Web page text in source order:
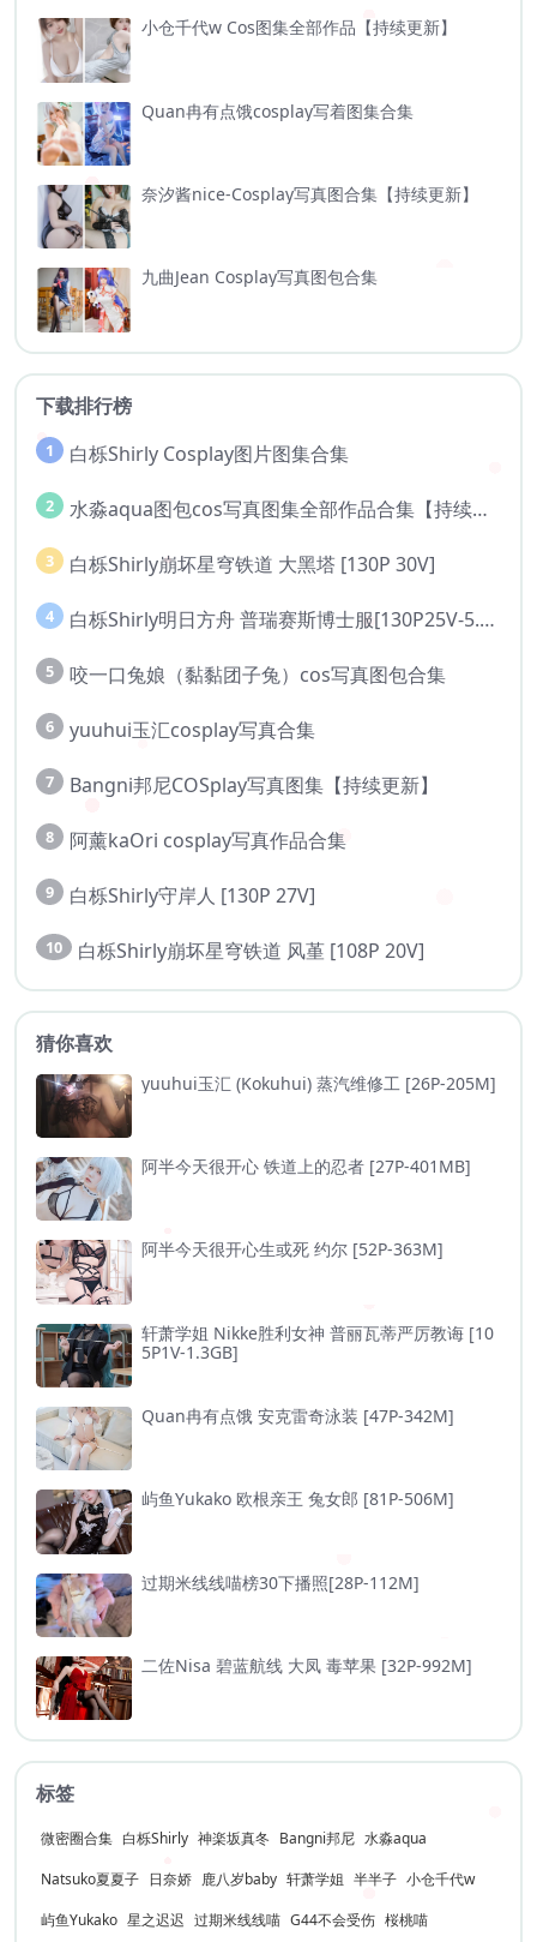
小仓千代w Cos图集全部作品【持续更新】
Quan冉有点饿cosplay写着图集合集
奈汐酱nice-Cosplay写真图合集【持续更新】
九曲Jean Cosplay写真图包合集
下载排行榜
1 白栎Shirly Cosplay图片图集合集
2 水淼aqua图包cos写真图集全部作品合集【持续更新..】
3 白栎Shirly崩坏星穹铁道 大黑塔 [130P 30V]
4 白栎Shirly明日方舟 普瑞赛斯博士服[130P25V-5.76G]
5 咬一口兔娘（黏黏团子兔）cos写真图包合集
6 yuuhui玉汇cosplay写真合集
7 Bangni邦尼COSplay写真图集【持续更新】
8 阿薰kaOri cosplay写真作品合集
9 白栎Shirly守岸人 [130P 27V]
10 白栎Shirly崩坏星穹铁道 风堇 [108P 20V]
猜你喜欢
yuuhui玉汇 (Kokuhui) 蒸汽维修工 [26P-205M]
阿半今天很开心 铁道上的忍者 [27P-401MB]
阿半今天很开心生或死 约尔 [52P-363M]
轩萧学姐 Nikke胜利女神 普丽瓦蒂严厉教诲 [10
5P1V-1.3GB]
Quan冉有点饿 安克雷奇泳装 [47P-342M]
屿鱼Yukako 欧根亲王 兔女郎 [81P-506M]
过期米线线喵榜30下播照[28P-112M]
二佐Nisa 碧蓝航线 大凤 毒苹果 [32P-992M]
标签
微密圈合集 白栎Shirly 神楽坂真冬 Bangni邦尼 水淼aqua
Natsuko夏夏子 日奈娇 鹿八岁baby 轩萧学姐 半半子 小仓千代w
屿鱼Yukako 星之迟迟 过期米线线喵 G44不会受伤 桜桃喵